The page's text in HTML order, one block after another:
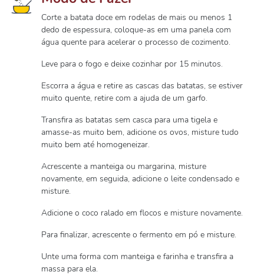
Corte a batata doce em rodelas de mais ou menos 1
dedo de espessura, coloque-as em uma panela com
água quente para acelerar o processo de cozimento.
Leve para o fogo e deixe cozinhar por 15 minutos.
Escorra a água e retire as cascas das batatas, se estiver
muito quente, retire com a ajuda de um garfo.
Transfira as batatas sem casca para uma tigela e
amasse-as muito bem, adicione os ovos, misture tudo
muito bem até homogeneizar.
Acrescente a manteiga ou margarina, misture
novamente, em seguida, adicione o leite condensado e
misture.
Adicione o coco ralado em flocos e misture novamente.
Para finalizar, acrescente o fermento em pó e misture.
Unte uma forma com manteiga e farinha e transfira a
massa para ela.